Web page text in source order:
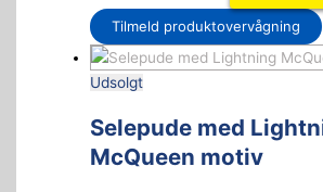
Tilmeld produktovervågning
Udsolgt
Selepude med
McQueen motiv